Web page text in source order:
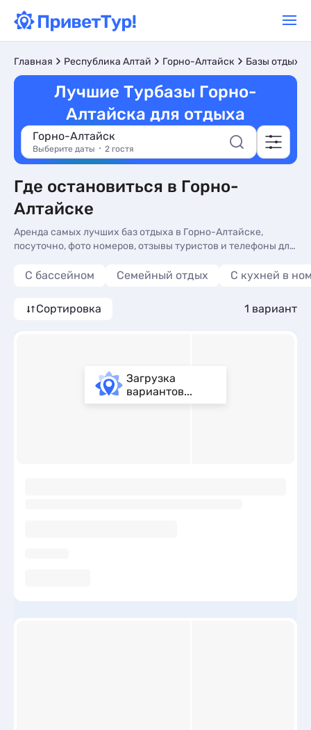
Главная Республика Алтай Горно-Алтайск Базы отдыха
Лучшие Турбазы Горно-
Алтайска для отдыха
Горно-Алтайск
Выберите даты 2 гостя
Где остановиться в Горно-
Алтайске
Аренда самых лучших баз отдыха в Горно-Алтайске,
посуточно, фото номеров, отзывы туристов и телефоны для
вариантов, от 6000 руб, номера с кухней в номере,
С бассейном Семейный отдых C кухней в
Сортировка 1 вариант
Загрузка
вариантов...